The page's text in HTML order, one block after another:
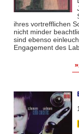
ihres vortrefflichen
nicht minder
sind ebenso
Engagement des